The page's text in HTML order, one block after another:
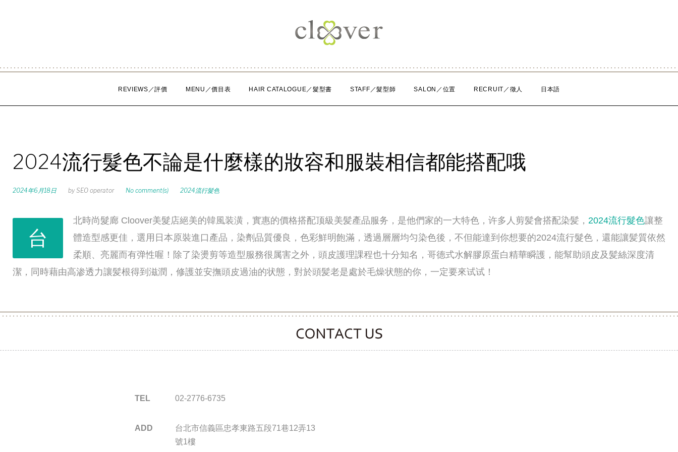
REVIEWS／評價 MENU／價目表 HAIR CATALOGUE／髮型書 STAFF／髮型師 SALON／位置 RECRUIT／徵人 日本語
2024流行髮色不論是什麼樣的妝容和服裝相信都能搭配哦
2024年6月18日 by SEO operator No comment(s) 2024流行髮色
台
北時尚髮廊 Cloover美髮店絕美的韓風装潢，實惠的價格搭配顶級美髪產品服务，是他們家的一大特色，许多人剪髪會搭配染髪， 2024流行髮色讓整
體造型感更佳，選用日本原裝進口產品，染劑品質優良，色彩鮮明飽滿，透過層層均匀染色後，不但能達到你想要的2024流行髮色，還能讓髪質依然
柔順、亮麗而有弹性喔！除了染燙剪等造型服務很属害之外，頭皮護理課程也十分知名，哥德式水解膠原蛋白精華瞬護，能幫助頭皮及髪絲深度清
潔，同時藉由高渗透力讓髪根得到滋潤，修護並安撫頭皮過油的状態，對於頭髪老是處於毛燥状態的你，一定要來试试！
CONTACT CLOOVER
TEL 02-2776-6735
ADD
台北市信義區忠孝東路五段71巷12弄13
號1樓